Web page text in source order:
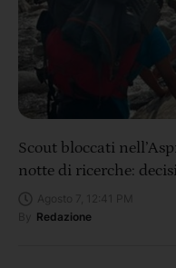
Scout bloccati
notte di ricerche:
Redazione